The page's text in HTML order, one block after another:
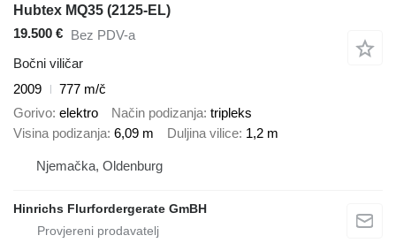
Hubtex MQ35 (2125-EL)
19.500 € Bez PDV-a
Bočni viličar
2009
777 m/č
Gorivo elektro Način podizanja tripleks
Visina podizanja 6,09 m Duljina vilice 1,2 m
Njemačka, Oldenburg
Hinrichs Flurfordergerate GmBH